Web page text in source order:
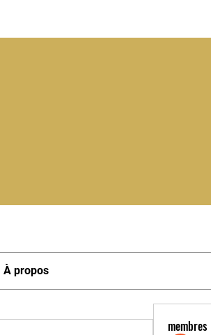
À propos
membres